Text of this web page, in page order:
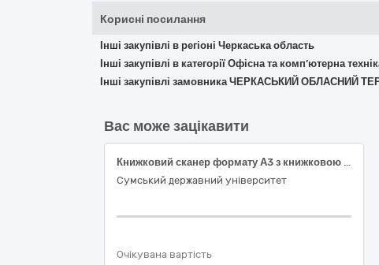
Корисні посилання
Інші закупівлі в регіоні Черкаська область
Інші закупівлі в категорії Офісна та комп’ютерна
Інші закупівлі замовника ЧЕРКАСЬКИЙ
Вас може зацікавити
Книжковий сканер формату А3 з книжковою колискою
Сумський державний університет
Очікувана вартість